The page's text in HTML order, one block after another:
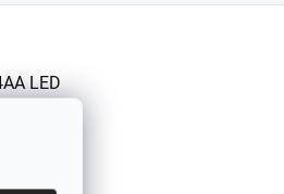
LED
LED